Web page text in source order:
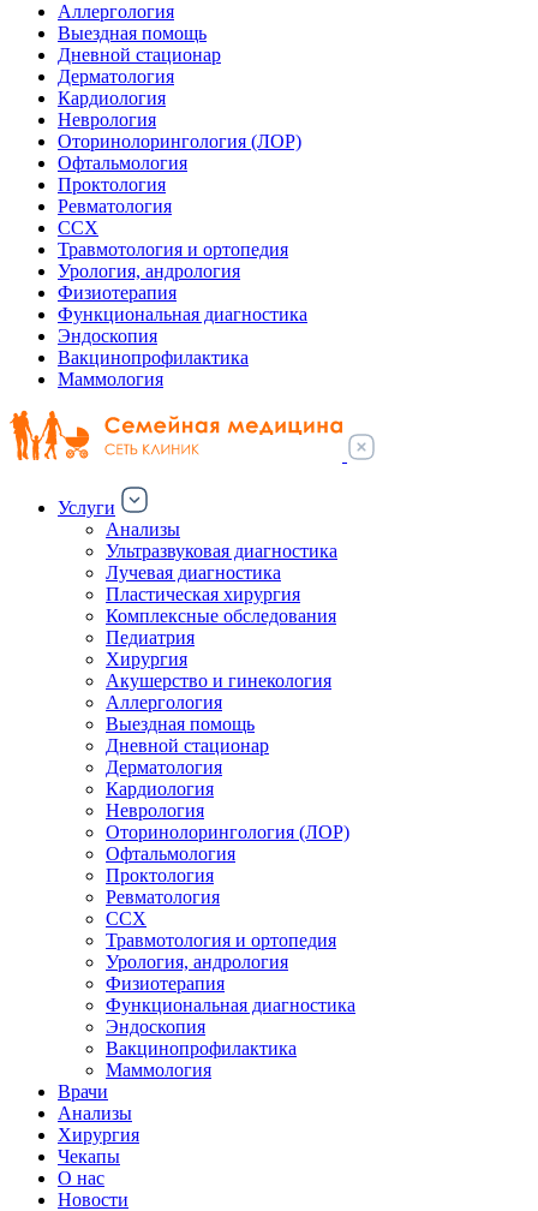
Аллергология
Выездная помощь
Дневной стационар
Дерматология
Кардиология
Неврология
Оторинолорингология (ЛОР)
Офтальмология
Проктология
Ревматология
ССХ
Травмотология и ортопедия
Урология, андрология
Физиотерапия
Функциональная диагностика
Эндоскопия
Вакцинопрофилактика
Маммология
Услуги
Анализы
Ультразвуковая диагностика
Лучевая диагностика
Пластическая хирургия
Комплексные обследования
Педиатрия
Хирургия
Акушерство и гинекология
Аллергология
Выездная помощь
Дневной стационар
Дерматология
Кардиология
Неврология
Оторинолорингология (ЛОР)
Офтальмология
Проктология
Ревматология
ССХ
Травмотология и ортопедия
Урология, андрология
Физиотерапия
Функциональная диагностика
Эндоскопия
Вакцинопрофилактика
Маммология
Врачи
Анализы
Хирургия
Чекапы
О нас
Новости